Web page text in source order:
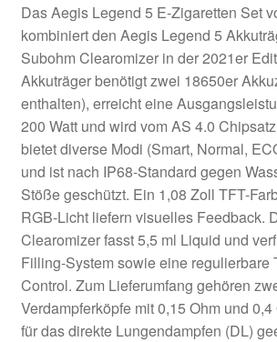
Das Aegis Legend 5 E-Zigaretten Set
kombiniert den Aegis Legend 5
Subohm Clearomizer in der 2021er
Akkuträger benötigt zwei 18650er
enthalten), erreicht eine
200 Watt und wird vom AS 4.0
bietet diverse Modi (Smart, Normal,
und ist nach IP68-Standard gegen
Stöße geschützt. Ein 1,08 Zoll TFT-
RGB-Licht liefern visuelles Feedback.
Clearomizer fasst 5,5 ml Liquid und
Filling-System sowie eine regulierbare
Control. Zum Lieferumfang gehören
Verdampferköpfe mit 0,15 Ohm und
für das direkte Lungendampfen (DL)